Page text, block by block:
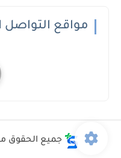
مواقع التواصل
جميع الحقوق